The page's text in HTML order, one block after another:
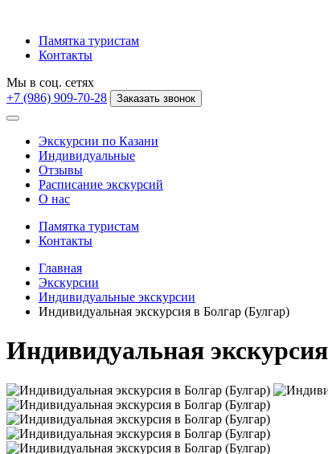
Памятка туристам
Контакты
Мы в соц. сетях
+7 (986) 909-70-28
Заказать звонок
Экскурсии по Казани
Индивидуальные
Отзывы
Расписание экскурсий
О нас
Памятка туристам
Контакты
Главная
Экскурсии
Индивидуальные экскурсии
Индивидуальная экскурсия в Болгар (Булгар)
Индивидуальная